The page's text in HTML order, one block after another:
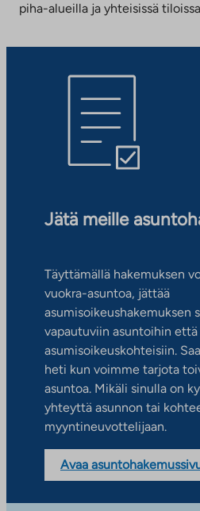
piha-alueilla ja yhteisissä
Jätä meille
Täyttämällä hakemuksen
vuokra-asuntoa, jättää
asumisoikeushakemuksen
vapautuviin asuntoihin
asumisoikeuskohteisiin.
heti kun voimme tarjota
asuntoa. Mikäli sinulla on
yhteyttä asunnon tai
myyntineuvottelijaan.
Avaa